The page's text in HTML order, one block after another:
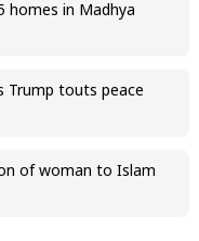
homes in Madhya
Trump touts peace
of woman to Islam